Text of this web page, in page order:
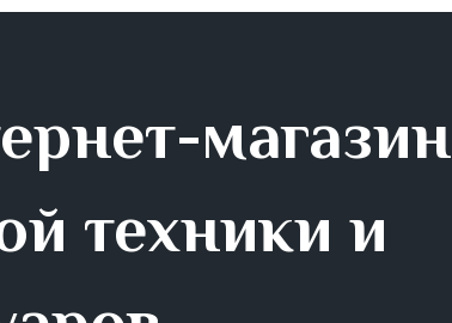
магазин
техники и